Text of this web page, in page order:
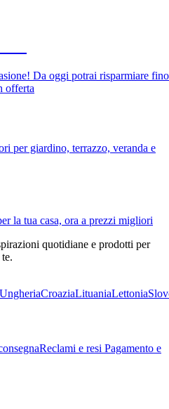
Da oggi potrai risparmiare fino
offerta
per giardino, terrazzo, veranda e
la tua casa, ora a prezzi migliori
quotidiane e prodotti per
UngheriaCroaziaLituaniaLettonia
Reclami e resi Pagamento e